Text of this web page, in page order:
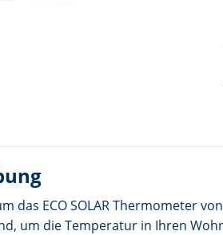
das ECO SOLAR Thermometer
um die Temperatur in Ihren